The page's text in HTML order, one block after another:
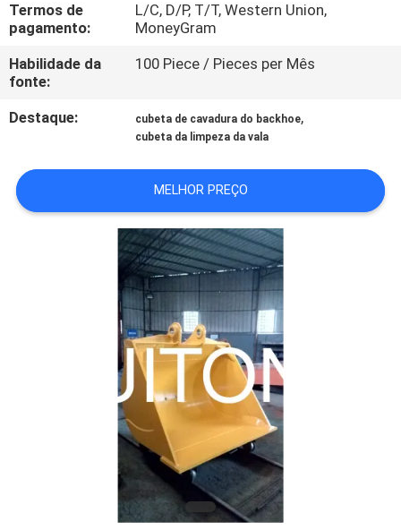
QUALIDADE
NOTÍCIAS
SOLICITE UM
ORÇAMENTO
MAPA
PRIVACIDADE
Termos de
pagamento:
L/C, D/P, T/T, Western Union,
MoneyGram
Habilidade da
fonte:
100 Piece / Pieces per Mês
Destaque: cubeta de cavadura do backhoe,
cubeta da limpeza da vala
MELHOR PREÇO